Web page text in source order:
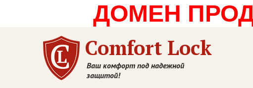
ДОМЕН
Comfort Lock
Ваш комфорт под надежной
защитой!